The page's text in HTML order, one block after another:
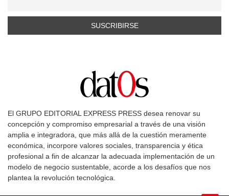
El GRUPO EDITORIAL EXPRESS PRESS desea renovar su
concepción y compromiso empresarial a través de una visión
amplia e integradora, que más allá de la cuestión meramente
económica, incorpore valores sociales, transparencia y ética
profesional a fin de alcanzar la adecuada implementación de un
modelo de negocio sustentable, acorde a los desafíos que nos
plantea la revolución tecnológica.